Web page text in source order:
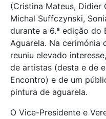
(Cristina Mateus, Didier
Michal Suffczynski,
durante a 6.ª edição do
Aguarela. Na cerimónia
reuniu elevado
de artistas (desta e de
Encontro) e de um
pintura de aguarela.
O Vice-Presidente e